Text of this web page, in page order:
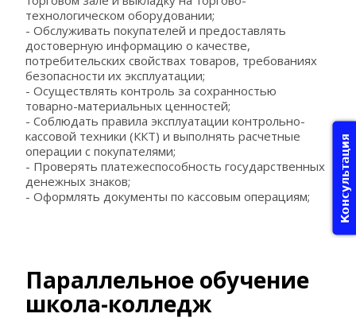
технологическом оборудовании;
- Обслуживать покупателей и предоставлять
достоверную информацию о качестве,
потребительских свойствах товаров, требованиях
безопасности их эксплуатации;
- Осуществлять контроль за сохранностью
товарно-материальных ценностей;
- Соблюдать правила эксплуатации контрольно-
кассовой техники (ККТ) и выполнять расчетные
операции с покупателями;
- Проверять платежеспособность государственных
денежных знаков;
- Оформлять документы по кассовым операциям;
Параллельное обучение
школа-колледж
Консультация